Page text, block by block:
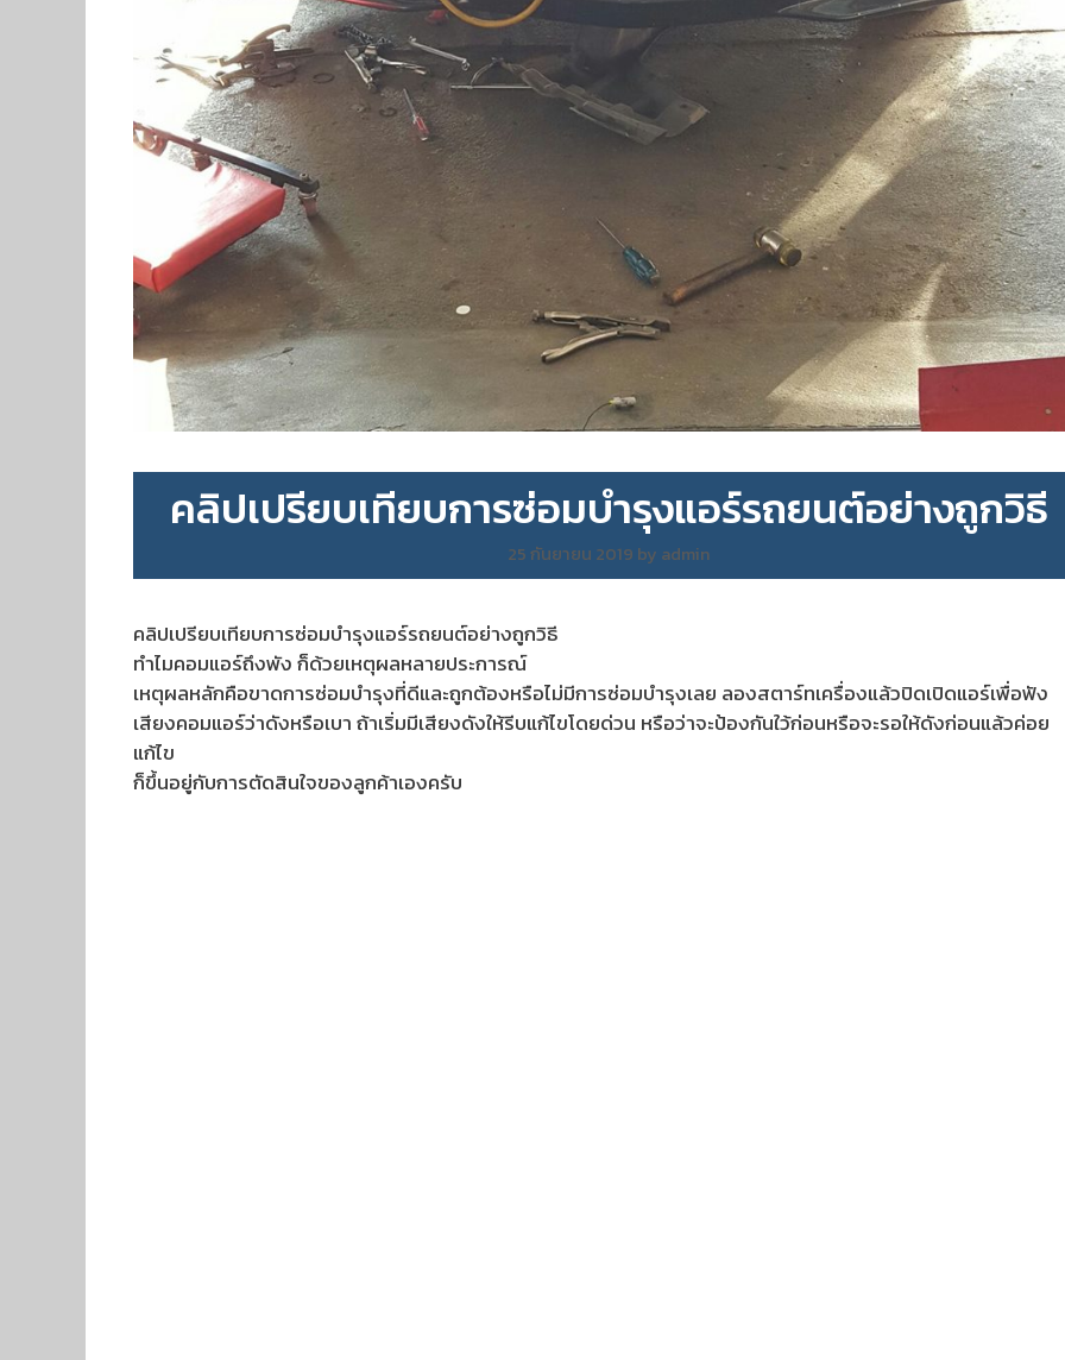
คลิปเปรียบเทียบการซ่อมบำรุงแอร์รถยนต์อย่างถูกวิธี
25 กันยายน 2019 by admin
คลิปเปรียบเทียบการซ่อมบำรุงแอร์รถยนต์อย่างถูกวิธี
ทำไมคอมแอร์ถึงพัง ก็ด้วยเหตุผลหลายประการณ์
เหตุผลหลักคือขาดการซ่อมบำรุงที่ดีและถูกต้องหรือไม่มีการซ่อมบำรุงเลย ลองสตาร์ทเครื่องแล้วปิดเปิดแอร์เพื่อฟัง
เสียงคอมแอร์ว่าดังหรือเบา ถ้าเริ่มมีเสียงดังให้รีบแก้ไขโดยด่วน หรือว่าจะป้องกันใว้ก่อนหรือจะรอให้ดังก่อนแล้วค่อย
แก้ไข
ก็ขึ้นอยู่กับการตัดสินใจของลูกค้าเองครับ